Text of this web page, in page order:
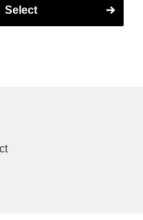
ねます。
らない方は当日ご相談くださ
Select